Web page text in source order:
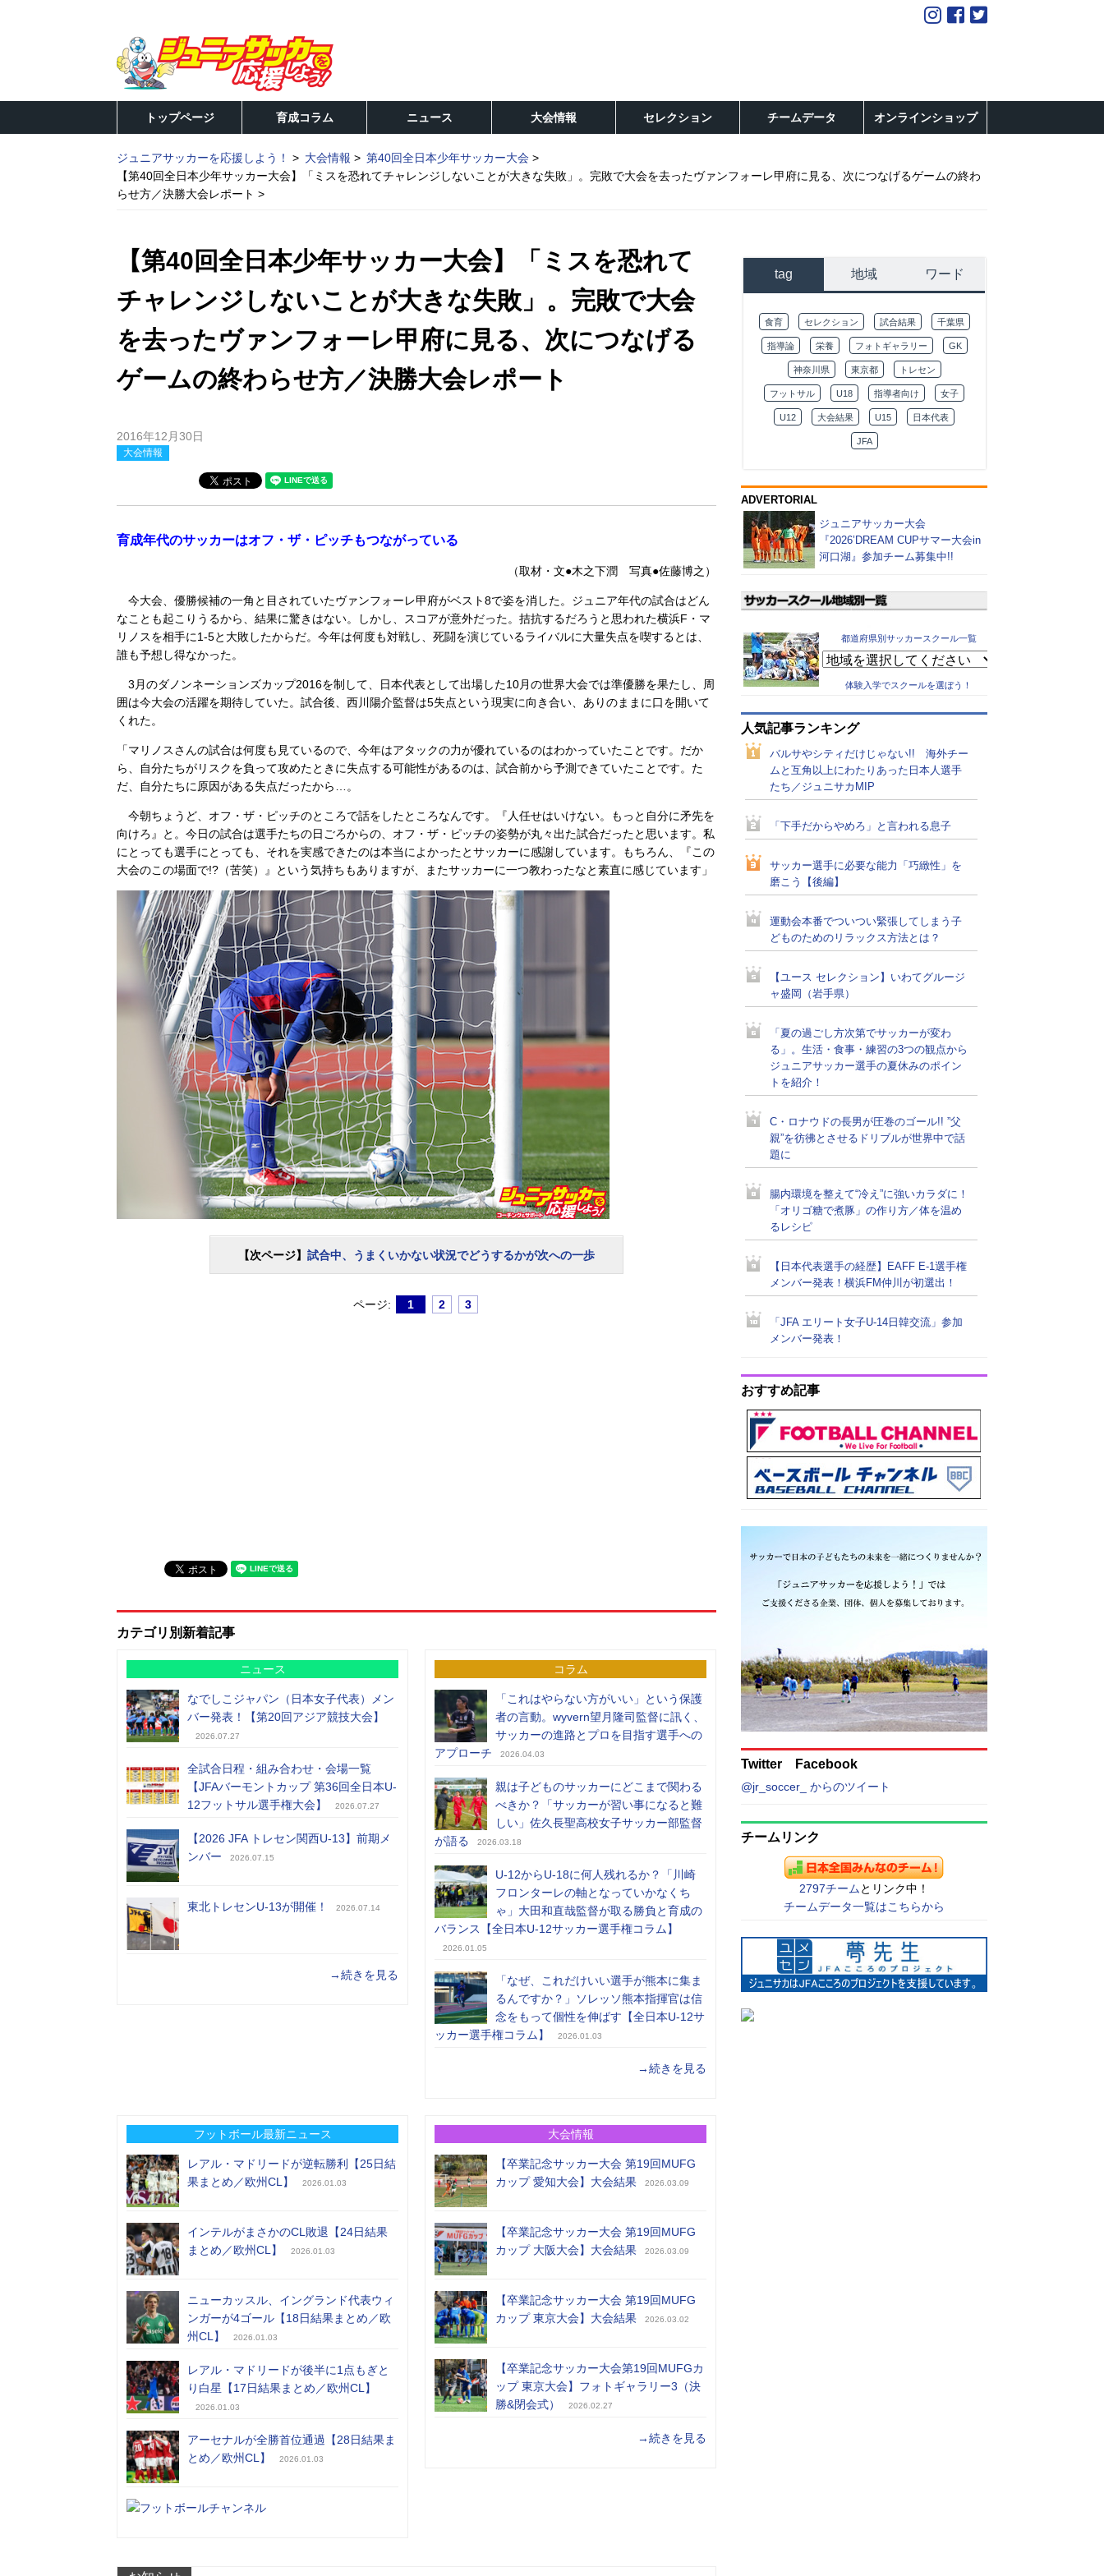
トップページ 育成コラム ニュース 大会情報 セレクション チームデータ オンラインショップ
ジュニアサッカーを応援しよう！ 大会情報
第40回全日本少年サッカー大会
【第40回全日本少年サッカー大会】「ミスを恐れてチャレンジしないことが大きな失敗」。完敗で大会を去ったヴァンフォーレ甲府に見る、次につなげるゲームの終わ
らせ方／決勝大会レポート
【第40回全日本少年サッカー大会】「ミスを恐れて
チャレンジしないことが大きな失敗」。完敗で大会
を去ったヴァンフォーレ甲府に見る、次につなげる
ゲームの終わらせ方／決勝大会レポート
2016年12月30日
大会情報
育成年代のサッカーはオフ・ザ・ピッチもつながっている
（取材・文●木之下潤 写真●佐藤博之）
今大会、優勝候補の一角と目されていたヴァンフォーレ甲府がベスト8で姿を消した。ジュニア年代の試合はどん
なことも起こりうるから、結果に驚きはない。しかし、スコアが意外だった。拮抗するだろうと思われた横浜F・マ
リノスを相手に1-5と大敗したからだ。今年は何度も対戦し、死闘を演じているライバルに大量失点を喫するとは、
誰も予想し得なかった。
3月のダノンネーションズカップ2016を制して、日本代表として出場した10月の世界大会では準優勝を果たし、周
囲は今大会の活躍を期待していた。試合後、西川陽介監督は5失点という現実に向き合い、ありのままに口を開いて
くれた。
「マリノスさんの試合は何度も見ているので、今年はアタックの力が優れているのはわかっていたことです。だか
ら、自分たちがリスクを負って攻めたときに失点する可能性があるのは、試合前から予測できていたことです。た
だ、自分たちに原因がある失点だったから…。
今朝ちょうど、オフ・ザ・ピッチのところで話をしたところなんです。『人任せはいけない。もっと自分に矛先を
向けろ』と。今日の試合は選手たちの日ごろからの、オフ・ザ・ピッチの姿勢が丸々出た試合だったと思います。私
にとっても選手にとっても、それを実感できたのは本当によかったとサッカーに感謝しています。もちろん、『この
大会のこの場面で!?（苦笑）』という気持ちもありますが、またサッカーに一つ教わったなと素直に感じています」
【次ページ】 試合中、うまくいかない状況でどうするかが次への一歩
ページ: 1 2 3
カテゴリ別新着記事
ニュース
なでしこジャパン（日本女子代表）メン
バー発表！【第20回アジア競技大会】
2026.07.27
全試合日程・組み合わせ・会場一覧
【JFAバーモントカップ 第36回全日本U-
12フットサル選手権大会】
2026.07.27
【2026 JFA トレセン関西U-13】前期メ
ンバー
2026.07.15
東北トレセンU-13が開催！ 2026.07.14
→続きを見る
コラム
「これはやらない方がいい」という保護
者の言動。wyvern望月隆司監督に訊く、
サッカーの進路とプロを目指す選手への
アプローチ
2026.04.03
親は子どものサッカーにどこまで関わる
べきか？「サッカーが習い事になると難
しい」佐久長聖高校女子サッカー部監督
が語る
2026.03.18
U-12からU-18に何人残れるか？「川崎
フロンターレの軸となっていかなくち
ゃ」大田和直哉監督が取る勝負と育成の
バランス【全日本U-12サッカー選手権コラム】
2026.01.05
「なぜ、これだけいい選手が熊本に集ま
るんですか？」ソレッソ熊本指揮官は信
念をもって個性を伸ばす【全日本U-12サ
ッカー選手権コラム】
2026.01.03
→続きを見る
フットボール最新ニュース
レアル・マドリードが逆転勝利【25日結
果まとめ／欧州CL】
2026.01.03
インテルがまさかのCL敗退【24日結果
まとめ／欧州CL】
2026.01.03
ニューカッスル、イングランド代表ウィ
ンガーが4ゴール【18日結果まとめ／欧
州CL】
2026.01.03
レアル・マドリードが後半に1点もぎと
り白星【17日結果まとめ／欧州CL】
2026.01.03
アーセナルが全勝首位通過【28日結果ま
とめ／欧州CL】
2026.01.03
大会情報
【卒業記念サッカー大会 第19回MUFG
カップ 愛知大会】大会結果
2026.03.09
【卒業記念サッカー大会 第19回MUFG
カップ 大阪大会】大会結果
2026.03.09
【卒業記念サッカー大会 第19回MUFG
カップ 東京大会】大会結果
2026.03.02
【卒業記念サッカー大会第19回MUFGカ
ップ 東京大会】フォトギャラリー3（決
勝&閉会式）
2026.02.27
→続きを見る
tag 地域 ワード
食育 セレクション 試合結果 千葉県
指導論 栄養 フォトギャラリー GK
神奈川県 東京都 トレセン
フットサル U18 指導者向け 女子
U12 大会結果 U15 日本代表
JFA
ADVERTORIAL
ジュニアサッカー大会
『2026’DREAM CUPサマー大会in
河口湖』参加チーム募集中!!
都道府県別サッカースクール一覧
体験入学でスクールを選ぼう！
人気記事ランキング
バルサやシティだけじゃない!! 海外チー
ムと互角以上にわたりあった日本人選手
たち／ジュニサカMIP
「下手だからやめろ」と言われる息子
サッカー選手に必要な能力「巧緻性」を
磨こう【後編】
運動会本番でついつい緊張してしまう子
どものためのリラックス方法とは？
【ユース セレクション】いわてグルージ
ャ盛岡（岩手県）
「夏の過ごし方次第でサッカーが変わ
る」。生活・食事・練習の3つの観点から
ジュニアサッカー選手の夏休みのポイン
トを紹介！
C・ロナウドの長男が圧巻のゴール!! ”父
親”を彷彿とさせるドリブルが世界中で話
題に
腸内環境を整えて“冷え”に強いカラダに！
「オリゴ糖で煮豚」の作り方／体を温め
るレシピ
【日本代表選手の経歴】EAFF E-1選手権
メンバー発表！横浜FM仲川が初選出！
「JFA エリート女子U-14日韓交流」参加
メンバー発表！
おすすめ記事
Twitter Facebook
@jr_soccer_ からのツイート
チームリンク
2797チーム とリンク中！
チームデータ一覧はこちらから